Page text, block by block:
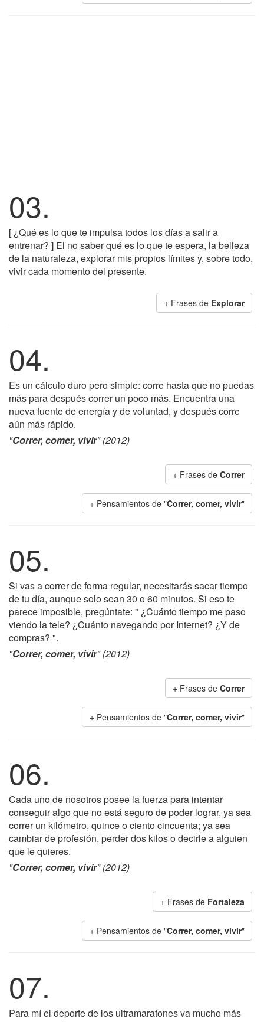
03.
[ ¿Qué es lo que te impulsa todos los días a salir a
entrenar? ] El no saber qué es lo que te espera, la belleza
de la naturaleza, explorar mis propios límites y, sobre todo,
vivir cada momento del presente.
+ Frases de Explorar
04.
Es un cálculo duro pero simple: corre hasta que no puedas
más para después correr un poco más. Encuentra una
nueva fuente de energía y de voluntad, y después corre
aún más rápido.
"Correr, comer, vivir" (2012)
+ Frases de Correr
+ Pensamientos de "Correr, comer, vivir"
05.
Si vas a correr de forma regular, necesitarás sacar tiempo
de tu día, aunque solo sean 30 o 60 minutos. Si eso te
parece imposible, pregúntate: " ¿Cuánto tiempo me paso
viendo la tele? ¿Cuánto navegando por Internet? ¿Y de
compras? ".
"Correr, comer, vivir" (2012)
+ Frases de Correr
+ Pensamientos de "Correr, comer, vivir"
06.
Cada uno de nosotros posee la fuerza para intentar
conseguir algo que no está seguro de poder lograr, ya sea
correr un kilómetro, quince o ciento cincuenta; ya sea
cambiar de profesión, perder dos kilos o decirle a alguien
que le quieres.
"Correr, comer, vivir" (2012)
+ Frases de Fortaleza
+ Pensamientos de "Correr, comer, vivir"
07.
Para mí el deporte de los ultramaratones va mucho más